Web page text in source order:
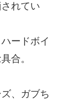
れてい
ードボイ
合。
、ガブち